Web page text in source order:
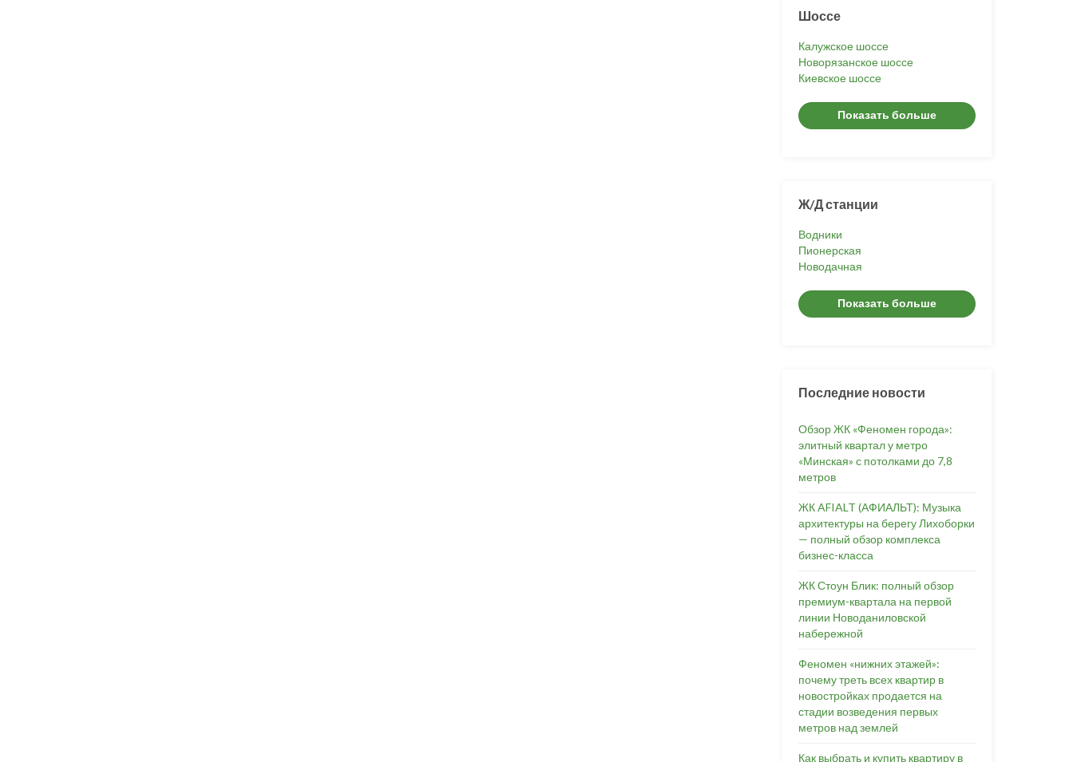
Шоссе
Калужское шоссе
Новорязанское шоссе
Киевское шоссе
Показать больше
Ж/Д станции
Водники
Пионерская
Новодачная
Показать больше
Последние новости
Обзор ЖК «Феномен города»:
элитный квартал у метро
«Минская» с потолками до 7,8
метров
ЖК AFIALT (АФИАЛЬТ): Музыка
архитектуры на берегу Лихоборки
— полный обзор комплекса
бизнес-класса
ЖК Стоун Блик: полный обзор
премиум-квартала на первой
линии Новоданиловской
набережной
Феномен «нижних этажей»:
почему треть всех квартир в
новостройках продается на
стадии возведения первых
метров над землей
Как выбрать и купить квартиру в